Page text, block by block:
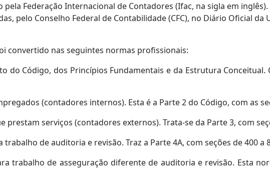
Federação Internacional de Contadores (Ifac, na sigla em
pelo Conselho Federal de Contabilidade (CFC), no Diário Oficial da
convertido nas seguintes normas profissionais:
do Código, dos Princípios Fundamentais e da Estrutura
(contadores internos). Esta é a Parte 2 do Código, com as
prestam serviços (contadores externos). Trata-se da Parte 3, com
de auditoria e revisão. Traz a Parte 4A, com seções de 400 a
trabalho de asseguração diferente de auditoria e revisão. Esta